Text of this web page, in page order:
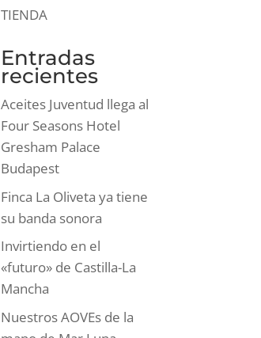
TIENDA
Entradas
recientes
Aceites Juventud llega al
Four Seasons Hotel
Gresham Palace
Budapest
Finca La Oliveta ya tiene
su banda sonora
Invirtiendo en el
«futuro» de Castilla-La
Mancha
Nuestros AOVEs de la